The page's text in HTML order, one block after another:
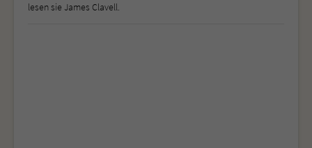
lesen sie James Clavell.